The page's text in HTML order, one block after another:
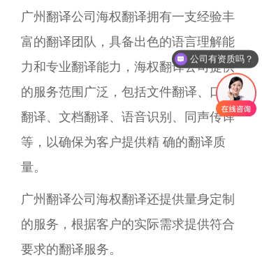
广州翻译公司海权翻译拥有一支经验丰
富的翻译团队，具备出色的语言理解能
力和专业翻译能力，海权翻译公司提供
的服务范围广泛，包括文件翻译、口译
翻译、文档翻译、语音识别、同声传译
等，以确保为客户提供精 确的翻译质
量。
广州翻译公司海权翻译还提供量身定制
的服务，根据客户的实际需求提供符合
要求的翻译服务。
公司有资质吗？